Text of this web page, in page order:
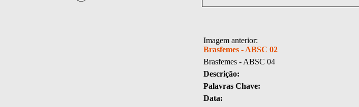
Imagem anterior:
Brasfemes - ABSC 02
Brasfemes - ABSC 04
Descrição:
Palavras Chave:
Data: